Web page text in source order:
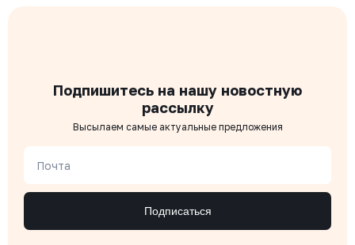
Подпишитесь на нашу новостную
рассылку
Высылаем самые актуальные предложения
Почта
Подписаться